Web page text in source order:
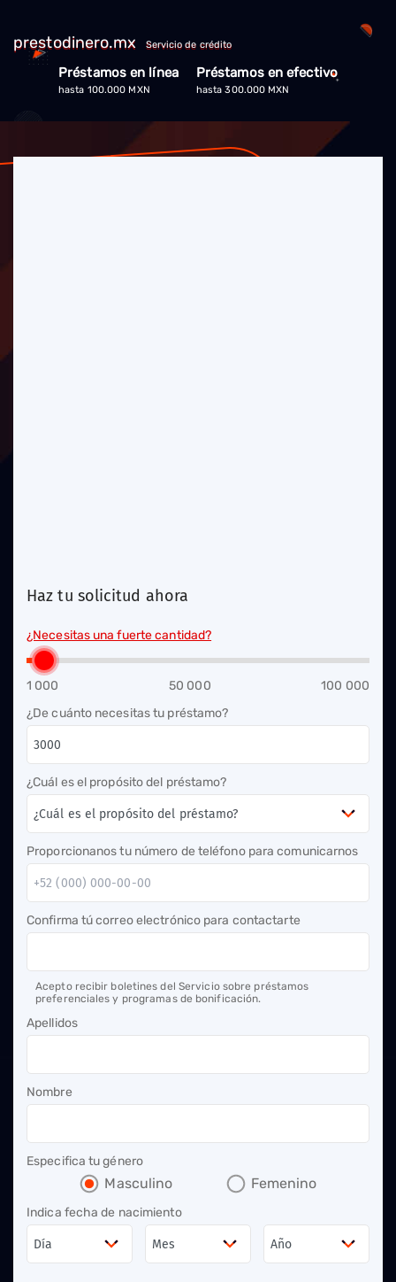
prestodinero.mx Servicio de crédito
Préstamos en línea
hasta 100.000 MXN
Préstamos en efectivo
hasta 300.000 MXN
Haz tu solicitud ahora
¿Necesitas una fuerte cantidad?
1 000 50 000
100 000
¿De cuánto necesitas tu préstamo?
¿Cuál es el propósito del préstamo?
Proporcionanos tu número de teléfono para comunicarnos
Confirma tú correo electrónico para contactarte
Acepto recibir boletines del Servicio sobre préstamos
preferenciales y programas de bonificación.
Apellidos
Nombre
Especifica tu género
Masculino Femenino
Indica fecha de nacimiento